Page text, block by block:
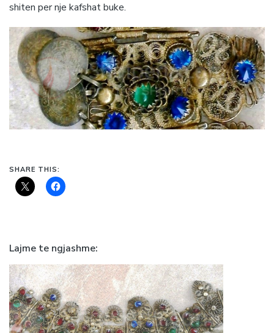
shiten per nje kafshat buke.
SHARE THIS:
Lajme te ngjashme